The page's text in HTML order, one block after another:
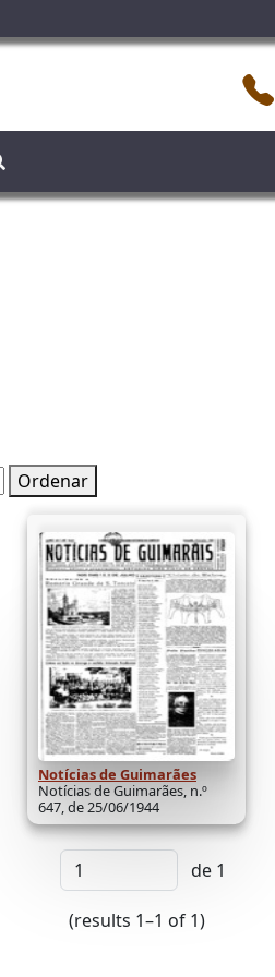
Ordenar
Notícias de Guimarães
Notícias de Guimarães, n.º
647, de 25/06/1944
de 1
(results 1–1 of 1)